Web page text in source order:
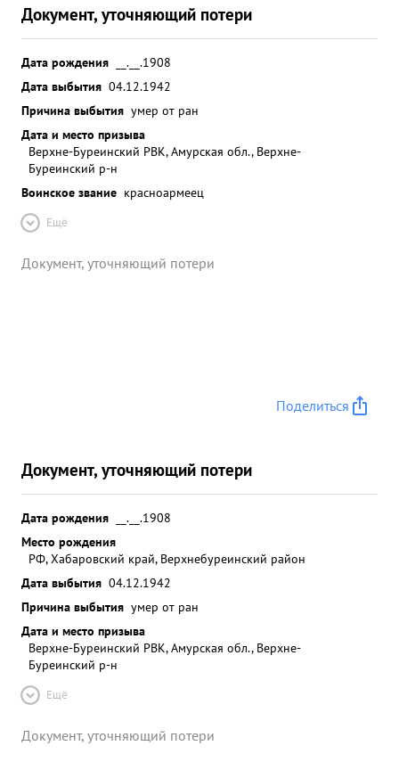
Документ, уточняющий потери
Дата рождения
__.__.1908
Дата выбытия 04.12.1942
Причина выбытия умер от ран
Дата и место призыва
Верхне-Буреинский РВК, Амурская обл., Верхне-
Буреинский р-н
Воинское звание красноармеец
Ещё
Документ, уточняющий потери
Поделиться
Документ, уточняющий потери
Дата рождения
__.__.1908
Место рождения
РФ, Хабаровский край, Верхнебуреинский район
Дата выбытия 04.12.1942
Причина выбытия умер от ран
Дата и место призыва
Верхне-Буреинский РВК, Амурская обл., Верхне-
Буреинский р-н
Ещё
Документ, уточняющий потери